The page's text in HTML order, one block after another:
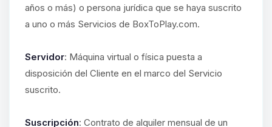
años o más) o persona jurídica que se haya suscrito
a uno o más Servicios de BoxToPlay.com.
Servidor: Máquina virtual o física puesta a
disposición del Cliente en el marco del Servicio
suscrito.
Suscripción: Contrato de alquiler mensual de un